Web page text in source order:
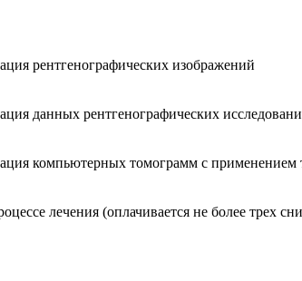
рентгенографических изображений
данных рентгенографических
компьютерных томограмм с применением
лечения (оплачивается не более трех